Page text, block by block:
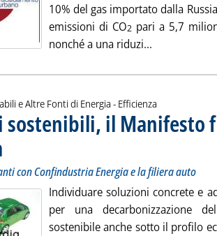
10% del gas importato dalla
emissioni di CO2 pari a 5,7
nonché a una riduzi...
e Altre Fonti di Energia - Efficienza
sostenibili, il Manifesto
con Confindustria Energia e la filiera auto
Individuare soluzioni concrete e
per una decarbonizzazione
sostenibile anche sotto il profilo